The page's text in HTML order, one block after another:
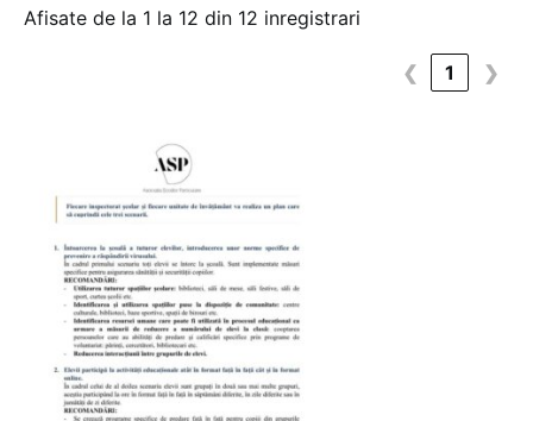
Afisate de la 1 la 12 din 12 inregistrari
❮ 1 ❯